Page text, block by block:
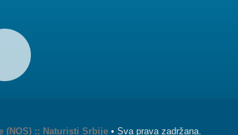
(NOS) :: Naturisti Srbije • Sva prava zadržana.